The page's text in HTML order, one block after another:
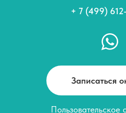
+ 7 (499)
Записаться
Пользовательское